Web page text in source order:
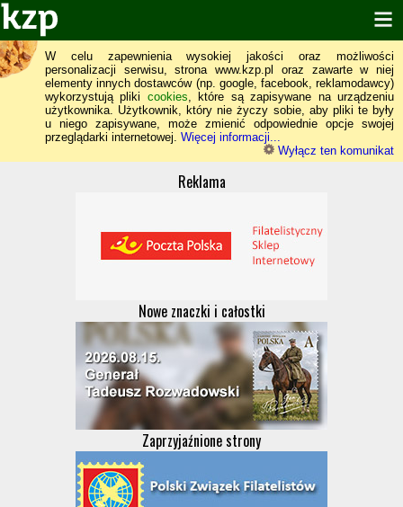
W celu zapewnienia wysokiej jakości oraz możliwości
personalizacji serwisu, strona www.kzp.pl oraz zawarte w niej
elementy innych dostawców (np. google, facebook, reklamodawcy)
wykorzystują pliki cookies, które są zapisywane na urządzeniu
użytkownika. Użytkownik, który nie życzy sobie, aby pliki te były
u niego zapisywane, może zmienić odpowiednie opcje swojej
przeglądarki internetowej. Więcej informacji...
Wyłącz ten komunikat
Reklama
Nowe znaczki i całostki
Zaprzyjaźnione strony